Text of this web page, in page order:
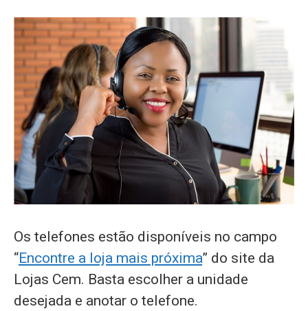
Os telefones estão disponíveis no campo
“Encontre a loja mais próxima” do site da
Lojas Cem. Basta escolher a unidade
desejada e anotar o telefone.